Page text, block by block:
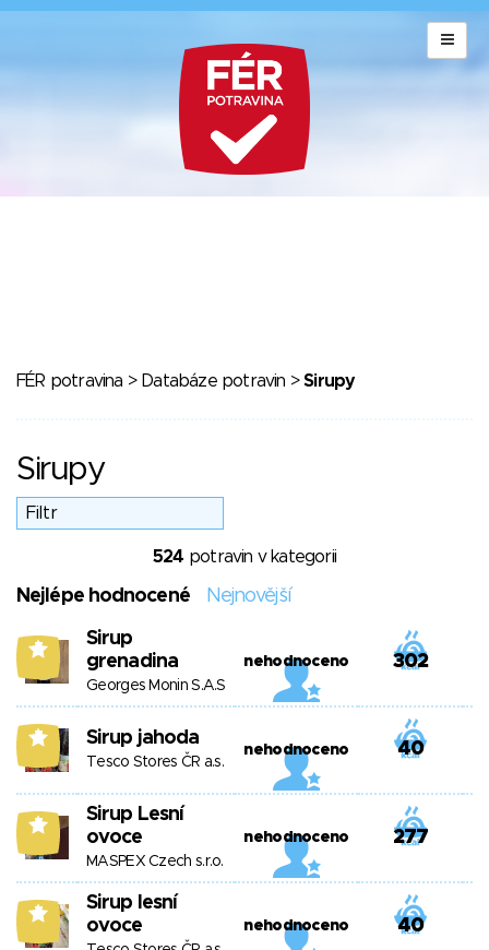
FÉR potravina > Databáze potravin >Sirupy
Sirupy
524 potravin v kategorii
Nejlépe hodnocené Nejnovější
7
Sirup
grenadina
Georges Monin S.A.S
nehodnoceno 302
7 Sirup jahoda
Tesco Stores ČR a.s.
nehodnoceno 40
7
Sirup Lesní
ovoce
MASPEX Czech s.r.o.
nehodnoceno 277
7
Sirup lesní
ovoce
nehodnoceno 40